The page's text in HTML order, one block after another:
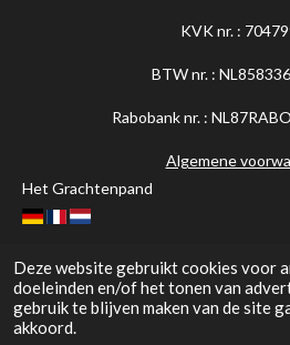
Deze website gebruikt cookies voor
doeleinden en/of het tonen van
gebruik te blijven maken van de site
akkoord.
KVK nr. :
BTW nr. :
Rabobank nr. : NL87RABO
Algemene
Het Grachtenpand